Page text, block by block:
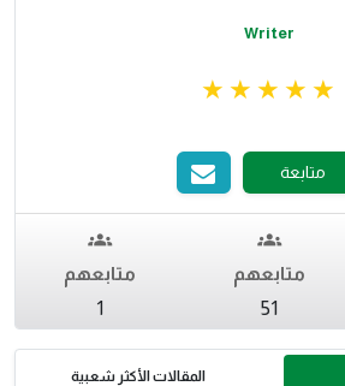
Writer
متابعة
متابعهم
51
متابعهم
1
المقالات الأكثر شعبية